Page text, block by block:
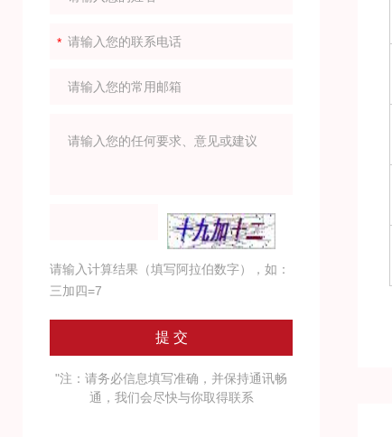
请输入计算结果（填写阿拉伯数字），如：
三加四=7
"注：请务必信息填写准确，并保持通讯畅
通，我们会尽快与你取得联系